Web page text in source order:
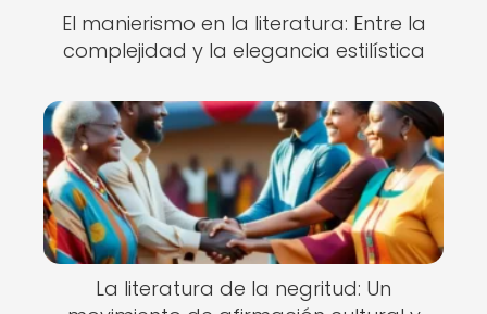
El manierismo en la literatura: Entre la
complejidad y la elegancia estilística
La literatura de la negritud: Un